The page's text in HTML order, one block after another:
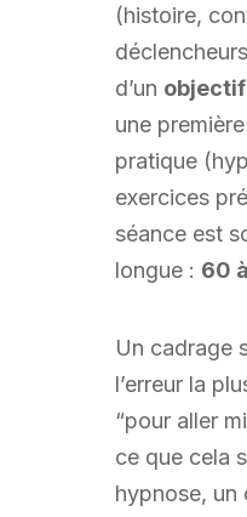
(histoire,
d’un
une
pratique
exercices
séance est
longue : 60
Un cadrage
l’erreur la
“pour aller
ce que cela
hypnose,